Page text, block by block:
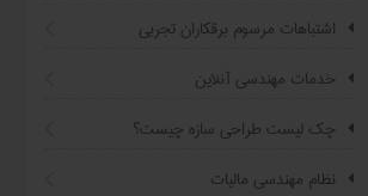
اشتباهات مرسوم برقکاران تجربی
خدمات مهندسی آنلاین
چک لیست طراحی سازه چیست؟
نظام مهندسی مالیات